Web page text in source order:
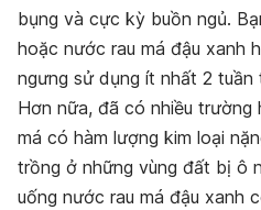
bụng và cực kỳ buồn ngủ.
hoặc nước rau má đậu xanh
ngưng sử dụng ít nhất 2
Hơn nữa, đã có nhiều trường
má có hàm lượng kim loại
trồng ở những vùng đất bị ô
uống nước rau má đậu xanh